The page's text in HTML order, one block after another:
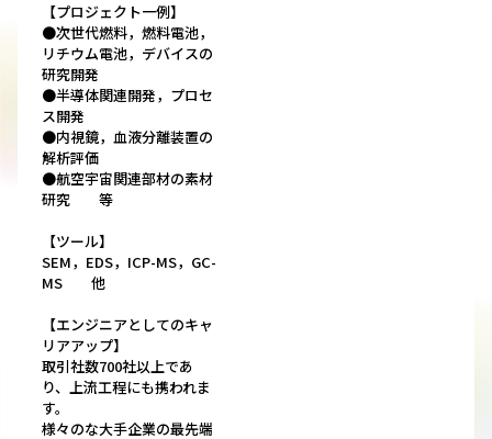
【プロジェクト一例】
●次世代燃料，燃料電池，
リチウム電池，デバイスの
研究開発
●半導体関連開発，プロセ
ス開発
●内視鏡，血液分離装置の
解析評価
●航空宇宙関連部材の素材
研究 等
【ツール】
SEM，EDS，ICP-MS，GC-
MS 他
【エンジニアとしてのキャ
リアアップ】
取引社数700社以上であ
り、上流工程にも携われま
す。
様々のな大手企業の最先端